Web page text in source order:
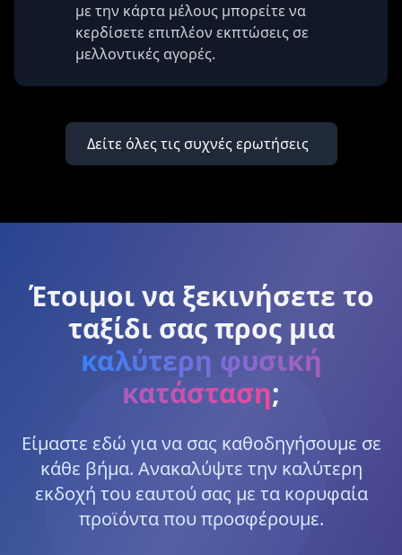
με την κάρτα μέλους μπορείτε να
κερδίσετε επιπλέον εκπτώσεις σε
μελλοντικές αγορές.
Δείτε όλες τις συχνές ερωτήσεις
Έτοιμοι να ξεκινήσετε το
ταξίδι σας προς μια
καλύτερη φυσική
κατάσταση;
Είμαστε εδώ για να σας καθοδηγήσουμε σε
κάθε βήμα. Ανακαλύψτε την καλύτερη
εκδοχή του εαυτού σας με τα κορυφαία
προϊόντα που προσφέρουμε.